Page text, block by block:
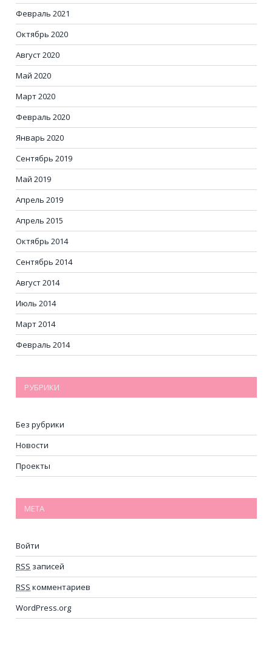
Февраль 2021
Октябрь 2020
Август 2020
Май 2020
Март 2020
Февраль 2020
Январь 2020
Сентябрь 2019
Май 2019
Апрель 2019
Апрель 2015
Октябрь 2014
Сентябрь 2014
Август 2014
Июль 2014
Март 2014
Февраль 2014
РУБРИКИ
Без рубрики
Новости
Проекты
МЕТА
Войти
RSS записей
RSS комментариев
WordPress.org